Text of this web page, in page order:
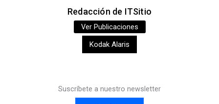
Redacción de ITSitio
Ver Publicaciones
Kodak Alaris
Suscríbete a nuestro newsletter